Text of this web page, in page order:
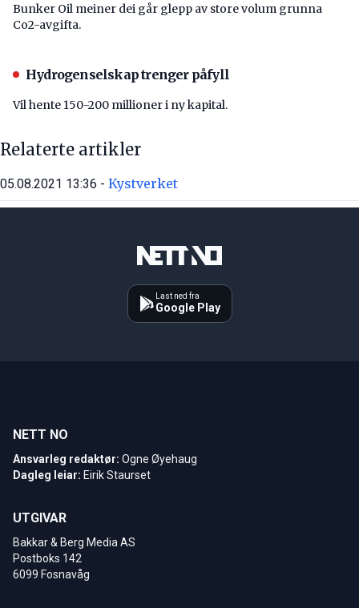
Bunker Oil meiner dei går glepp av store volum grunna
Co2-avgifta.
Hydrogenselskap trenger påfyll
Vil hente 150-200 millioner i ny kapital.
Relaterte artikler
05.08.2021 13:36 - Kystverket
Last ned fra
Google Play
NETT NO
Ansvarleg redaktør: Ogne Øyehaug
Dagleg leiar: Eirik Staurset
UTGIVAR
Bakkar & Berg Media AS
Postboks 142
6099 Fosnavåg